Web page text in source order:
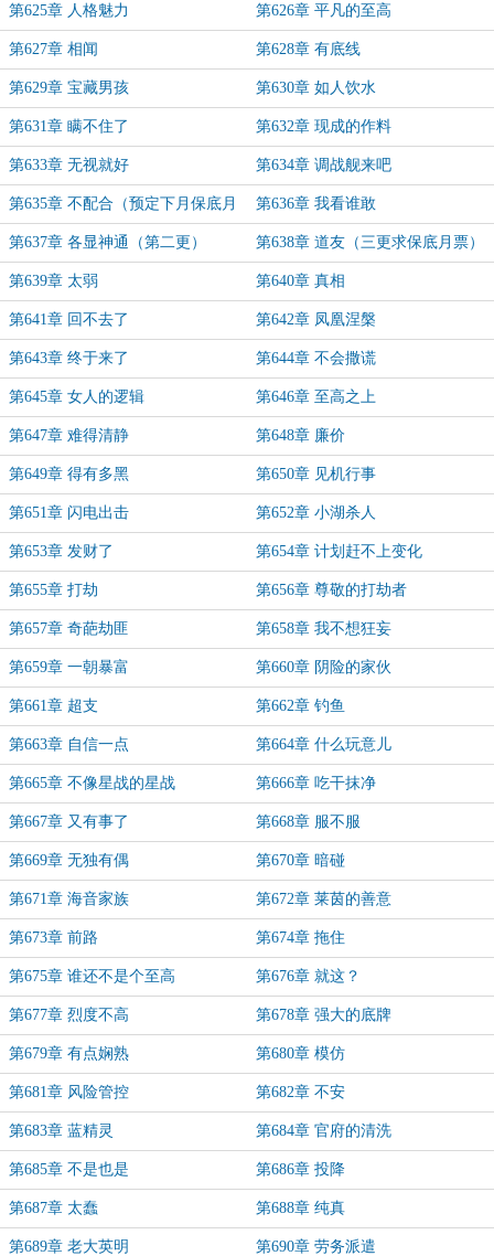
第625章 人格魅力 第626章 平凡的至高
第627章 相闻 第628章 有底线
第629章 宝藏男孩 第630章 如人饮水
第631章 瞒不住了 第632章 现成的作料
第633章 无视就好 第634章 调战舰来吧
第635章 不配合（预定下月保底月
票）
第636章 我看谁敢
第637章 各显神通（第二更） 第638章 道友（三更求保底月票）
第639章 太弱 第640章 真相
第641章 回不去了 第642章 凤凰涅槃
第643章 终于来了 第644章 不会撒谎
第645章 女人的逻辑 第646章 至高之上
第647章 难得清静 第648章 廉价
第649章 得有多黑 第650章 见机行事
第651章 闪电出击 第652章 小湖杀人
第653章 发财了 第654章 计划赶不上变化
第655章 打劫 第656章 尊敬的打劫者
第657章 奇葩劫匪 第658章 我不想狂妄
第659章 一朝暴富 第660章 阴险的家伙
第661章 超支 第662章 钓鱼
第663章 自信一点 第664章 什么玩意儿
第665章 不像星战的星战 第666章 吃干抹净
第667章 又有事了 第668章 服不服
第669章 无独有偶 第670章 暗碰
第671章 海音家族 第672章 莱茵的善意
第673章 前路 第674章 拖住
第675章 谁还不是个至高 第676章 就这？
第677章 烈度不高 第678章 强大的底牌
第679章 有点娴熟 第680章 模仿
第681章 风险管控 第682章 不安
第683章 蓝精灵 第684章 官府的清洗
第685章 不是也是 第686章 投降
第687章 太蠢 第688章 纯真
第689章 老大英明 第690章 劳务派遣